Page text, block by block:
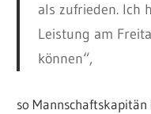
als zufrieden. Ich
Leistung am
können“,
so